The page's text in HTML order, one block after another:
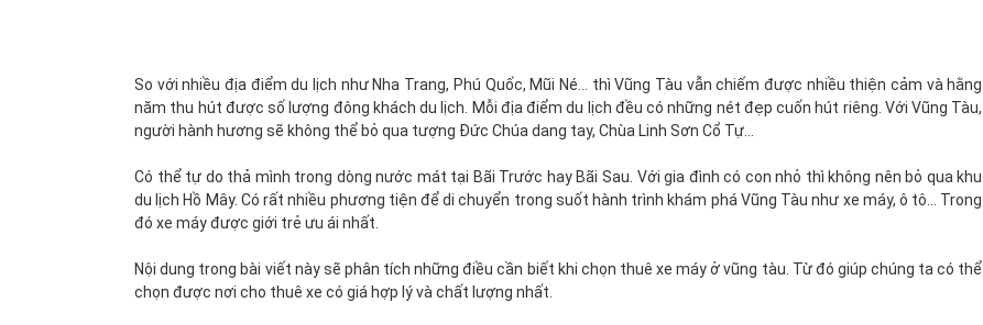
So với nhiều địa điểm du lịch như Nha Trang, Phú Quốc, Mũi Né… thì Vũng Tàu vẫn chiếm được nhiều thiện cảm và hằng
năm thu hút được số lượng đông khách du lịch. Mỗi địa điểm du lịch đều có những nét đẹp cuốn hút riêng. Với Vũng Tàu,
người hành hương sẽ không thể bỏ qua tượng Đức Chúa dang tay, Chùa Linh Sơn Cổ Tự…
Có thể tự do thả mình trong dòng nước mát tại Bãi Trước hay Bãi Sau. Với gia đình có con nhỏ thì không nên bỏ qua khu
du lịch Hồ Mây. Có rất nhiều phương tiện để di chuyển trong suốt hành trình khám phá Vũng Tàu như xe máy, ô tô… Trong
đó xe máy được giới trẻ ưu ái nhất.
Nội dung trong bài viết này sẽ phân tích những điều cần biết khi chọn thuê xe máy ở vũng tàu. Từ đó giúp chúng ta có thể
chọn được nơi cho thuê xe có giá hợp lý và chất lượng nhất.